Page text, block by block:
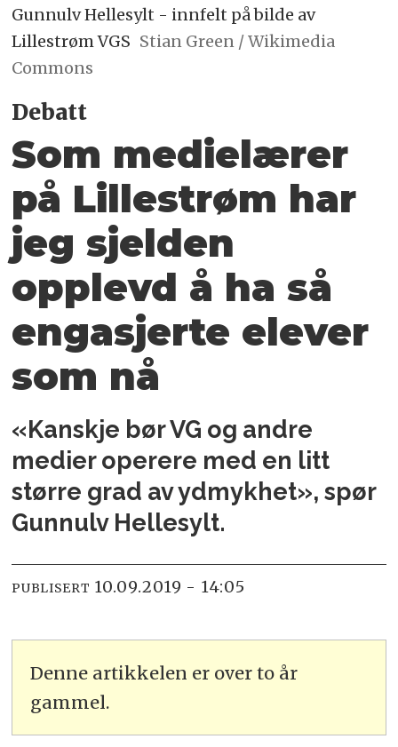
Gunnulv Hellesylt - innfelt på bilde av
Lillestrøm VGS Stian Green / Wikimedia
Commons
Debatt
Som medielærer
på Lillestrøm har
jeg sjelden
opplevd å ha så
engasjerte elever
som nå
«Kanskje bør VG og andre
medier operere med en litt
større grad av ydmykhet», spør
Gunnulv Hellesylt.
PUBLISERT 10.09.2019 - 14:05
Denne artikkelen er over to år
gammel.